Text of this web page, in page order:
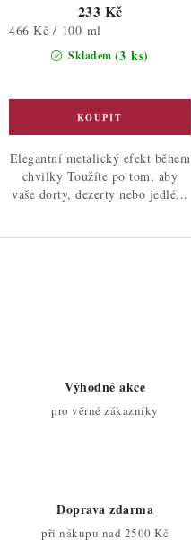
Skladem (3 ks)
233 Kč
Měrná
466 Kč / 100 ml
Elegantní metalický efekt během
chvilky Toužíte po tom, aby
vaše dorty, dezerty nebo jedlé...
Výhodné akce
pro věrné zákazníky
Doprava zdarma
při nákupu nad 2500 Kč